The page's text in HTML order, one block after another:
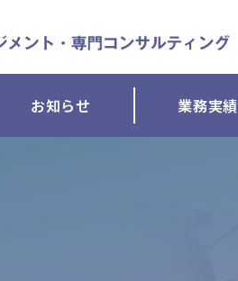
お知らせ 業務実績